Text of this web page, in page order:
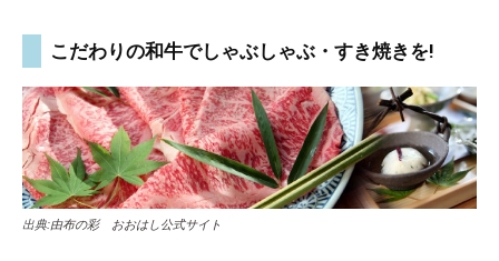
こだわりの和牛でしゃぶしゃぶ・すき焼きを!
出典:由布の彩 おおはし公式サイト